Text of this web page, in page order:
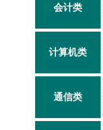
会计类
计算机类
通信类